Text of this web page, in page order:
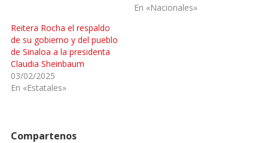
En «Nacionales»
Reitera Rocha el respaldo
de su gobierno y del pueblo
de Sinaloa a la presidenta
Claudia Sheinbaum
03/02/2025
En «Estatales»
Compartenos